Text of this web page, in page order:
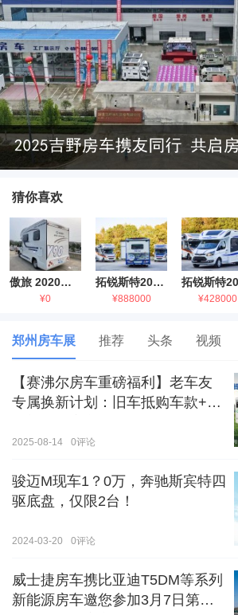
猜你喜欢
傲旅 2020金旅国六海狮房车
¥0
拓锐斯特2021款进口依维柯房车
¥888000 ¥428000
郑州房车展 推荐 头条 视频
【赛沸尔房车重磅福利】老车友
专属换新计划：旧车抵购车款+额
2025-08-14 0评论
骏迈M现车1？0万，奔驰斯宾特四
驱底盘，仅限2台！
2024-03-20 0评论
威士捷房车携比亚迪T5DM等系列
新能源房车邀您参加3月7日第八